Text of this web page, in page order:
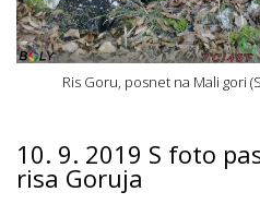
Ris Goru, posnet na Mali gori
10. 9. 2019 S foto
risa Goruja